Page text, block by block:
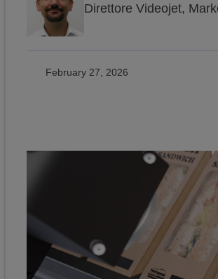
Direttore Videojet,
February 27, 2026